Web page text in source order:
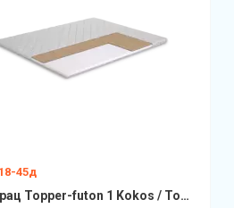
45д
Матрац Topper-futon 1 Kokos / Топер-футон 1 Кокос Матролюкс